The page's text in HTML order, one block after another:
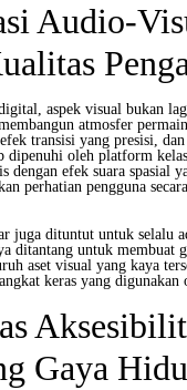
Audio-
aspek visual bukan
atmosfer
transisi yang presisi,
dipenuhi oleh platform
dengan efek suara spasial
perhatian pengguna
juga dituntut untuk selalu
ditantang untuk membuat
aset visual yang kaya
keras yang digunakan
Gaya